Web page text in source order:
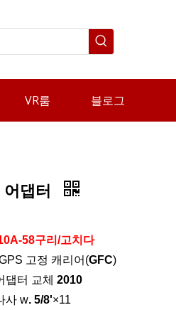
VR룸 블로그
댑터
A-58구리/고치다
고정 캐리어(GFC)
댑터 교체 2010
사 w. 5/8'×11